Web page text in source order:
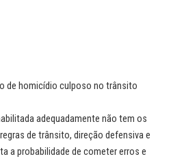
de homicídio culposo no trânsito
adequadamente não tem os
de trânsito, direção defensiva e
a probabilidade de cometer erros e